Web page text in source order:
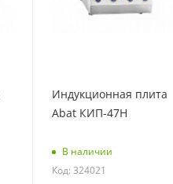
Индукционная плита
Abat КИП-47Н
В наличии
Код: 324021